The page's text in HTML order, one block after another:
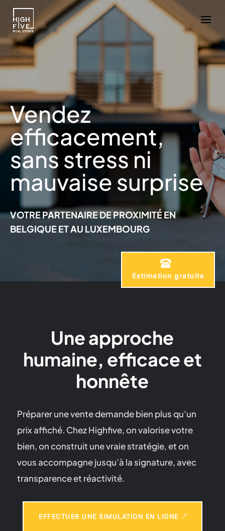
Vendez
efficacement,
sans stress ni
mauvaise surprise
VOTRE PARTENAIRE DE PROXIMITÉ EN
BELGIQUE ET AU LUXEMBOURG
Une approche
humaine, efficace et
honnête
Préparer une vente demande bien plus qu’un
prix affiché. Chez Highfive, on valorise votre
bien, on construit une vraie stratégie, et on
vous accompagne jusqu’à la signature, avec
transparence et réactivité.
EFFECTUER UNE SIMULATION EN LIGNE
Estimation gratuite